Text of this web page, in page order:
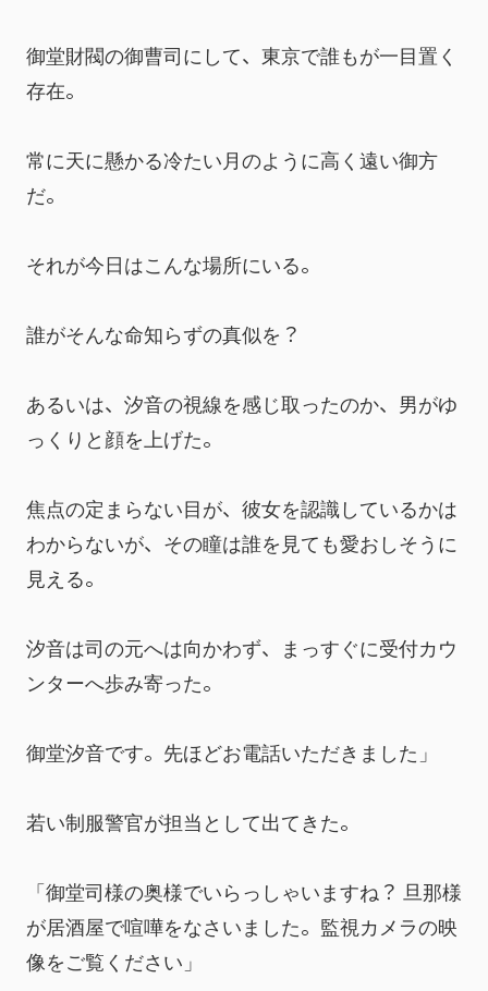
御堂財閥の御曹司にして、東京で誰もが一目置く
存在。
常に天に懸かる冷たい月のように高く遠い御方
だ。
それが今日はこんな場所にいる。
誰がそんな命知らずの真似を？
あるいは、汐音の視線を感じ取ったのか、男がゆ
っくりと顔を上げた。
焦点の定まらない目が、彼女を認識しているかは
わからないが、その瞳は誰を見ても愛おしそうに
見える。
汐音は司の元へは向かわず、まっすぐに受付カウ
ンターへ歩み寄った。
御堂汐音です。先ほどお電話いただきました」
若い制服警官が担当として出てきた。
「御堂司様の奥様でいらっしゃいますね？ 旦那様
が居酒屋で喧嘩をなさいました。監視カメラの映
像をご覧ください」